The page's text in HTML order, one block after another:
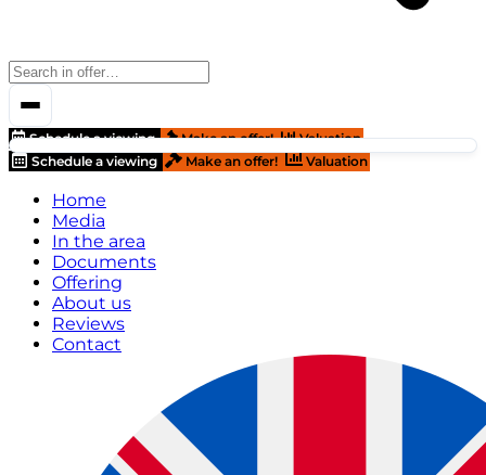
Schedule a viewing Make an offer!
Valuation
Schedule a viewing
Make an offer! Valuation
Home
Media
In the area
Documents
Offering
About us
Reviews
Contact